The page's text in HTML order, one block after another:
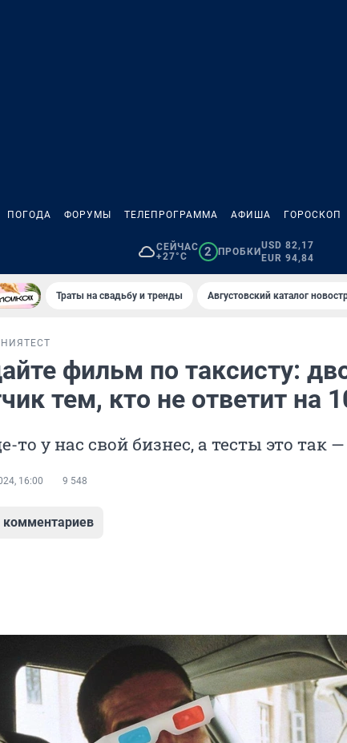
ПОГОДА ФОРУМЫ ТЕЛЕПРОГРАММА АФИША ГОРОСКОП
СЕЙЧАС
+27°C
2 ПРОБКИ
USD 82,17
EUR 94,84
Траты на свадьбу и тренды Августовский каталог
ТЕСТ
фильм по таксисту:
тем, кто не ответит на
то у нас свой бизнес, а тесты это так
16:00 9 548
комментариев